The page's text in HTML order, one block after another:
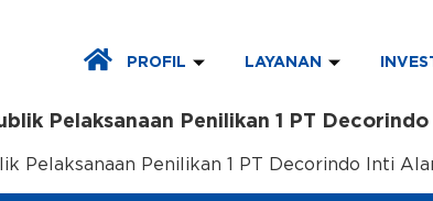
PROFIL LAYANAN
Pelaksanaan Penilikan 1 PT
Pelaksanaan Penilikan 1 PT Decorindo Inti